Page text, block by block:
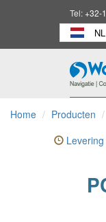
Tel:+32-
NL
-
naar
Home Producten
Levering